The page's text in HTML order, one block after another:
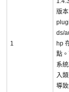
1
版
ds/
hp
點
系
入
導